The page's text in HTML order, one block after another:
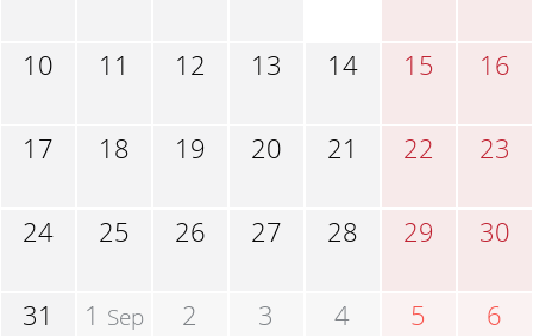
10 11 12 13 14 15 16
17 18 19 20 21 22 23
24 25 26 27 28 29 30
31 1 Sep 2 3 4 5 6